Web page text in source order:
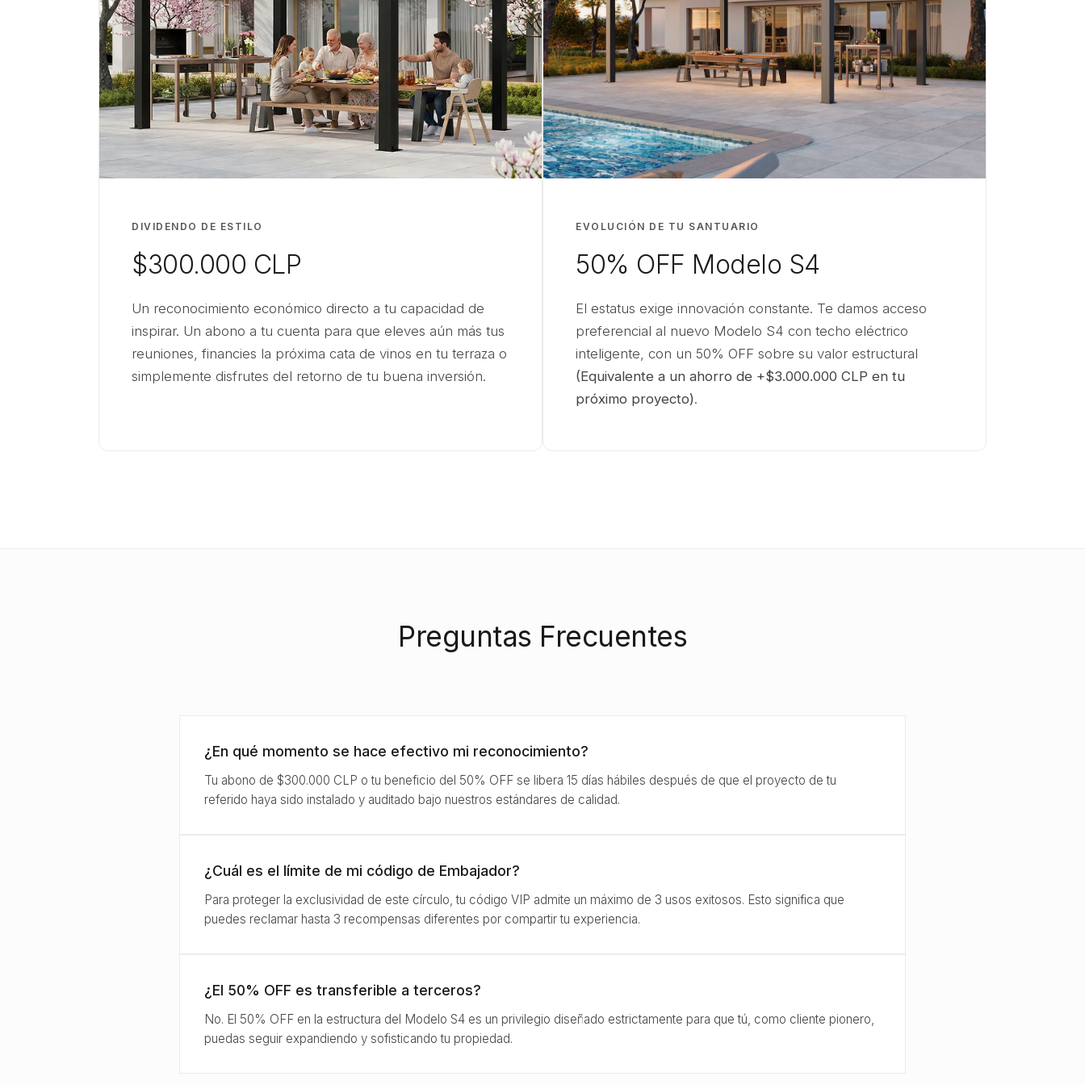
DIVIDENDO DE ESTILO
$300.000 CLP
Un reconocimiento económico directo a tu capacidad de
inspirar. Un abono a tu cuenta para que eleves aún más tus
reuniones, financies la próxima cata de vinos en tu terraza o
simplemente disfrutes del retorno de tu buena inversión.
EVOLUCIÓN DE TU SANTUARIO
50% OFF Modelo S4
El estatus exige innovación constante. Te damos acceso
preferencial al nuevo Modelo S4 con techo eléctrico
inteligente, con un 50% OFF sobre su valor estructural
(Equivalente a un ahorro de +$3.000.000 CLP en tu
próximo proyecto).
Preguntas Frecuentes
¿En qué momento se hace efectivo mi reconocimiento?
Tu abono de $300.000 CLP o tu beneficio del 50% OFF se libera 15 días hábiles después de que el proyecto de tu
referido haya sido instalado y auditado bajo nuestros estándares de calidad.
¿Cuál es el límite de mi código de Embajador?
Para proteger la exclusividad de este círculo, tu código VIP admite un máximo de 3 usos exitosos. Esto significa que
puedes reclamar hasta 3 recompensas diferentes por compartir tu experiencia.
¿El 50% OFF es transferible a terceros?
No. El 50% OFF en la estructura del Modelo S4 es un privilegio diseñado estrictamente para que tú, como cliente pionero,
puedas seguir expandiendo y sofisticando tu propiedad.